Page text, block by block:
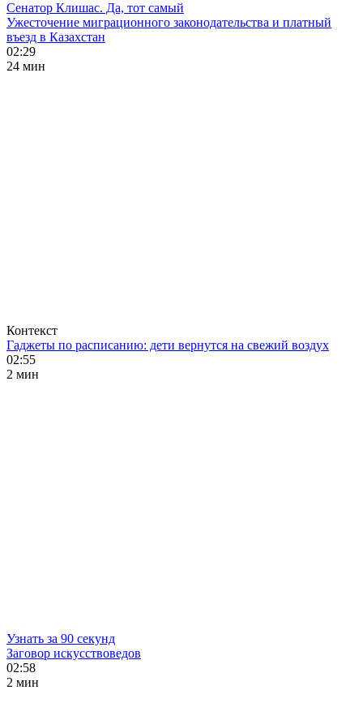
Сенатор Клишас. Да, тот самый
Ужесточение миграционного законодательства и платный
въезд в Казахстан
02:29
24 мин
Контекст
Гаджеты по расписанию: дети вернутся на свежий воздух
02:55
2 мин
Узнать за 90 секунд
Заговор искусствоведов
02:58
2 мин